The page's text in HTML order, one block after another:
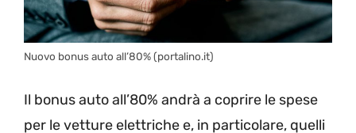
Nuovo bonus auto all’80% (portalino.it)
Il bonus auto all’80% andrà a coprire le spese
per le vetture elettriche e, in particolare, quelli